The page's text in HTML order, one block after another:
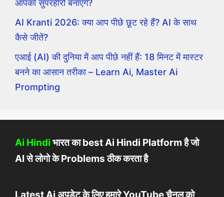
आपको सुपरहीरो बनाएंगे?
AI Kranti 2026: क्या आप पीछे छूट रहे हैं? AI के साथ
कैसे जीतें?
एआई (AI) की दुनिया में आप पीछे नहीं हैं: 18 मिनट में मास्टर
बनने का आसान तरीका – Learn Ai, Master Ai
Prompting
Ai Hindi भारत का best Ai Hindi Platform है जो
AI से लोगो के Problems ठीक करता है